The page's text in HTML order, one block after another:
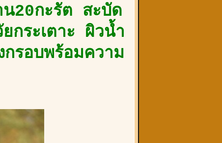
น20กะรัต สะบัด
กระเตาะ ผิวน้ำ
รอบพร้อมความ